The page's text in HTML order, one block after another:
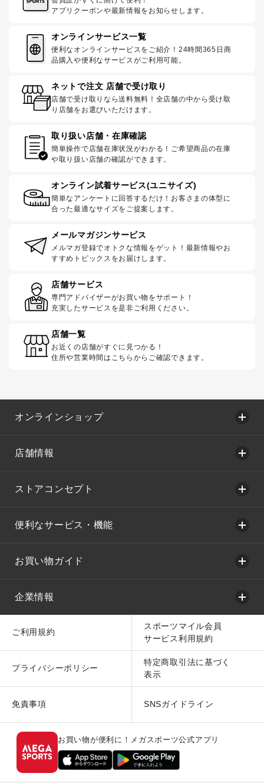
アプリクーポンや最新情報をお知らせします。
オンラインサービス一覧
便利なオンラインサービスをご紹介！24時間365日商
品購入や便利なサービスがご利用可能。
ネットで注文 店舗で受け取り
店舗で受け取りなら送料無料！全店舗の中から受け取
り店舗をお選びいただけます。
取り扱い店舗・在庫確認
簡単操作で店舗在庫状況がわかる！ご希望商品の在庫
や取り扱い店舗の確認ができます。
オンライン試着サービス(ユニサイズ)
簡単なアンケートに回答するだけ！お客さまの体型に
合った最適なサイズをご提案します。
メールマガジンサービス
メルマガ登録でオトクな情報をゲット！最新情報やお
すすめトピックスをお届けします。
店舗サービス
専門アドバイザーがお買い物をサポート！
充実したサービスを是非ご利用ください。
店舗一覧
お近くの店舗がすぐに見つかる！
住所や営業時間はこちらからご確認できます。
オンラインショップ
店舗情報
ストアコンセプト
便利なサービス・機能
お買い物ガイド
企業情報
ご利用規約
スポーツマイル会員
サービス利用規約
プライバシーポリシー
特定商取引法に基づく
表示
免責事項 SNSガイドライン
お買い物が便利に！メガスポーツ公式アプリ